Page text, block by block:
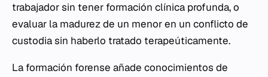
trabajador sin tener formación clínica profunda, o
evaluar la madurez de un menor en un conflicto de
custodia sin haberlo tratado terapeúticamente.
La formación forense añade conocimientos de